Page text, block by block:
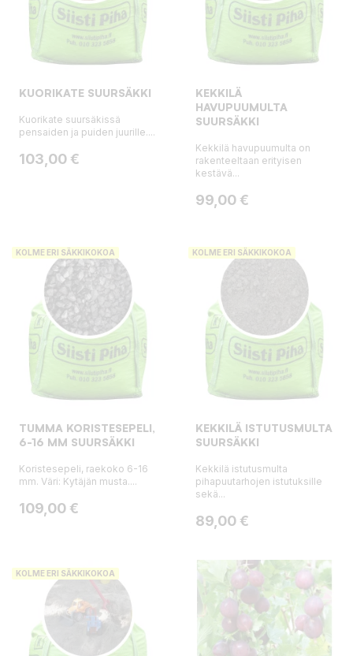
KUORIKATE SUURSÄKKI
Kuorikate suursäkissä
pensaiden ja puiden juurille....
Hinta
103,00 €
KEKKILÄ
HAVUPUUMULTA
SUURSÄKKI
Kekkilä havupuumulta on
rakenteeltaan erityisen
kestävä...
Hinta
99,00 €
KOLME ERI SÄKKIKOKOA
TUMMA KORISTESEPELI,
6-16 MM SUURSÄKKI
Koristesepeli, raekoko 6-16
mm. Väri: Kytäjän musta....
Hinta
109,00 €
KOLME ERI SÄKKIKOKOA
KEKKILÄ ISTUTUSMULTA
SUURSÄKKI
Kekkilä istutusmulta
pihapuutarhojen istutuksille
sekä...
Hinta
89,00 €
KOLME ERI SÄKKIKOKOA